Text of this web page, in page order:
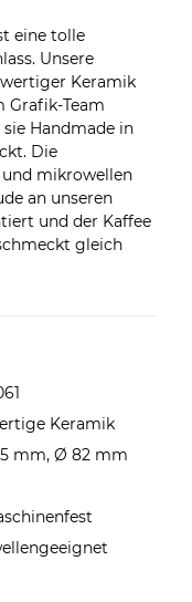
eine tolle
Unsere
Keramik
Grafik-Team
Handmade in
Die
und mikrowellen
an unseren
und der Kaffee
gleich
Keramik
mm, Ø 82 mm